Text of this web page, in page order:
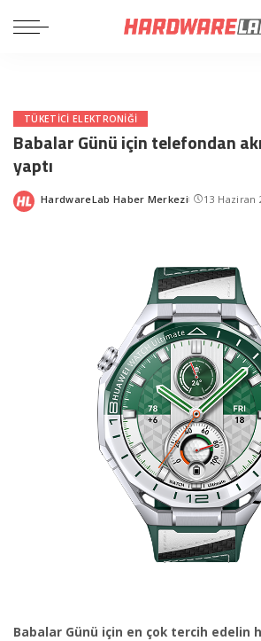
TÜKETICI ELEKTRONIĞI
Babalar Günü için telefondan
yaptı
Posted
HardwareLab Haber Merkezi 13 Haziran
Babalar Günü için en çok tercih edelin